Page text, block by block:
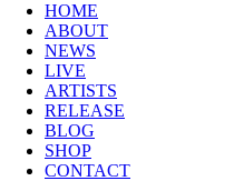
HOME
ABOUT
NEWS
LIVE
ARTISTS
RELEASE
BLOG
SHOP
CONTACT